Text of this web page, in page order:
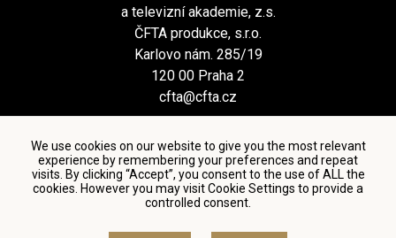
We use cookies on our website to give you the most relevant
experience by remembering your preferences and repeat
visits. By clicking “Accept”, you consent to the use of ALL the
cookies. However you may visit Cookie Settings to provide a
controlled consent.
a televizní akademie, z.s.
ČFTA produkce, s.r.o.
Karlovo nám. 285/19
120 00 Praha 2
cfta@cfta.cz
Terms and conditions of using personal data and privacy